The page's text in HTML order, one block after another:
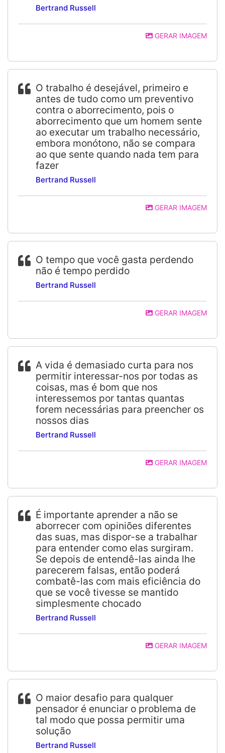
Bertrand Russell
GERAR IMAGEM
O trabalho é desejável, primeiro e
antes de tudo como um preventivo
contra o aborrecimento, pois o
aborrecimento que um homem sente
ao executar um trabalho necessário,
embora monótono, não se compara
ao que sente quando nada tem para
fazer
Bertrand Russell
GERAR IMAGEM
O tempo que você gasta perdendo
não é tempo perdido
Bertrand Russell
GERAR IMAGEM
A vida é demasiado curta para nos
permitir interessar-nos por todas as
coisas, mas é bom que nos
interessemos por tantas quantas
forem necessárias para preencher os
nossos dias
Bertrand Russell
GERAR IMAGEM
É importante aprender a não se
aborrecer com opiniões diferentes
das suas, mas dispor-se a trabalhar
para entender como elas surgiram.
Se depois de entendê-las ainda lhe
parecerem falsas, então poderá
combatê-las com mais eficiência do
que se você tivesse se mantido
simplesmente chocado
Bertrand Russell
GERAR IMAGEM
O maior desafio para qualquer
pensador é enunciar o problema de
tal modo que possa permitir uma
solução
Bertrand Russell